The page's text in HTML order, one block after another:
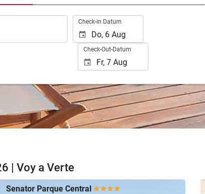
Check-in Datum
Check-Out-Datum
| Voy a Verte
Senator Parque Central